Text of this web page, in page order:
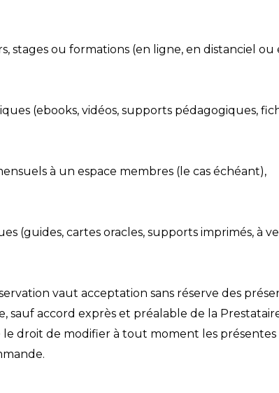
stages ou formations (en ligne, en distanciel
(ebooks, vidéos, supports pédagogiques,
à un espace membres (le cas échéant),
(guides, cartes oracles, supports imprimés, à
vaut acceptation sans réserve des
sauf accord exprès et préalable de la
le droit de modifier à tout moment les